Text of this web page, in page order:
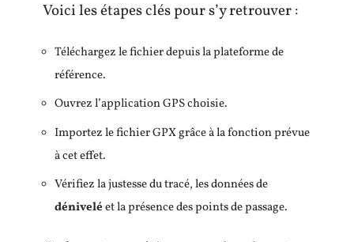
Voici les étapes clés pour s’y retrouver :
Téléchargez le fichier depuis la plateforme de
référence.
Ouvrez l’application GPS choisie.
Importez le fichier GPX grâce à la fonction prévue
à cet effet.
Vérifiez la justesse du tracé, les données de
déniveléet la présence des points de passage.